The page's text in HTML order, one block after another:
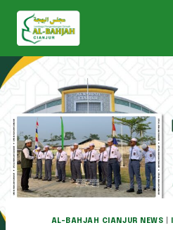
AL-BAHJAH CIANJUR NEWS